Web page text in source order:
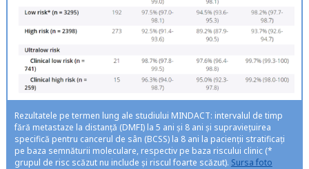
Rezultatele pe termen lung ale studiului MINDACT: intervalul de timp
fără metastaze la distanță (DMFI) la 5 ani și 8 ani și supraviețuirea
specifică pentru cancerul de sân (BCSS) la 8 ani la pacienții stratificați
pe baza semnăturii moleculare, respectiv pe baza riscului clinic (*
grupul de risc scăzut nu include și riscul foarte scăzut). Sursa foto